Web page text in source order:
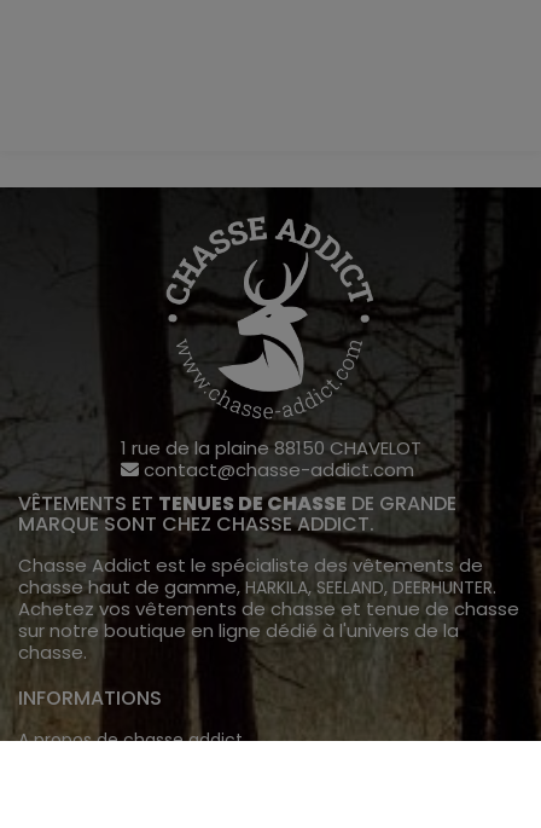
1 rue de la plaine 88150 CHAVELOT
contact@chasse-addict.com
VÊTEMENTS ET TENUES DE CHASSE DE GRANDE
MARQUE SONT CHEZ CHASSE ADDICT.
Chasse Addict est le spécialiste des vêtements de
chasse haut de gamme, HARKILA, SEELAND, DEERHUNTER.
Achetez vos vêtements de chasse et tenue de chasse
sur notre boutique en ligne dédié à l'univers de la
chasse.
INFORMATIONS
A propos de chasse addict